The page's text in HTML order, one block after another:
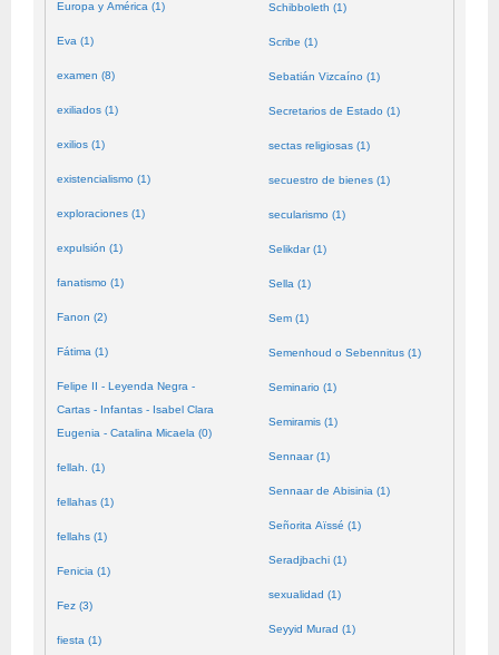
Europa y América (1)
Eva (1)
examen (8)
exiliados (1)
exilios (1)
existencialismo (1)
exploraciones (1)
expulsión (1)
fanatismo (1)
Fanon (2)
Fátima (1)
Felipe II - Leyenda Negra -
Cartas - Infantas - Isabel Clara
Eugenia - Catalina Micaela (0)
fellah. (1)
fellahas (1)
fellahs (1)
Fenicia (1)
Fez (3)
fiesta (1)
Schibboleth (1)
Scribe (1)
Sebatián Vizcaíno (1)
Secretarios de Estado (1)
sectas religiosas (1)
secuestro de bienes (1)
secularismo (1)
Selikdar (1)
Sella (1)
Sem (1)
Semenhoud o Sebennitus (1)
Seminario (1)
Semiramis (1)
Sennaar (1)
Sennaar de Abisinia (1)
Señorita Aïssé (1)
Seradjbachi (1)
sexualidad (1)
Seyyid Murad (1)